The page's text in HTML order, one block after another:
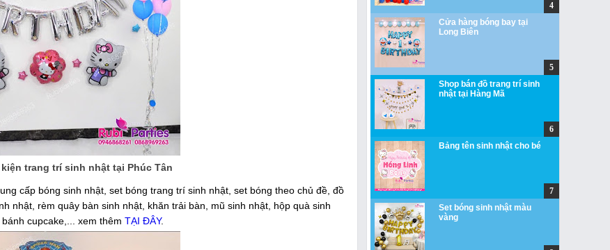
trang trí sinh nhật tại Phúc Tân
cấp bóng sinh nhật, set bóng trang trí sinh nhật, set bóng theo chủ đề, đồ
nhật, rèm quây bàn sinh nhật, khăn trải bàn, mũ sinh nhật, hộp quà sinh
cupcake,... xem thêm TẠI ĐÂY.
Cửa hàng bóng bay tại
Long Biên
Shop bán đồ trang trí sinh
nhật tại Hàng Mã
Bảng tên sinh nhật cho bé
Set bóng sinh nhật màu
vàng